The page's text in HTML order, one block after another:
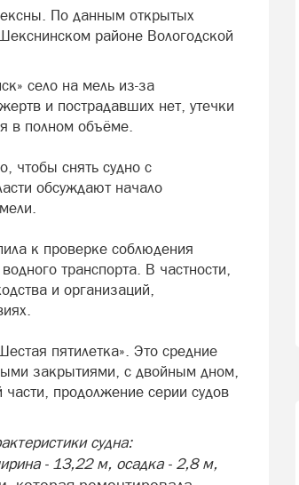
По данным открытых
районе Вологодской
село на мель из-за
и пострадавших нет, утечки
в полном объёме.
чтобы снять судно с
обсуждают начало
к проверке соблюдения
транспорта. В частности,
и организаций,
пятилетка». Это средние
закрытиями, с двойным дном,
продолжение серии судов
судна:
- 13,22 м, осадка - 2,8 м,